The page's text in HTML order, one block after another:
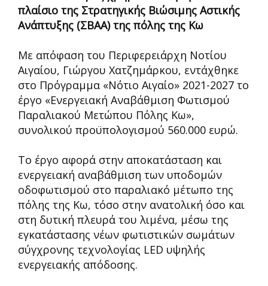
πλαίσιο της Στρατηγικής Βιώσιμης Αστικής
Ανάπτυξης (ΣΒΑΑ) της πόλης της Κω
Με απόφαση του Περιφερειάρχη Νοτίου
Αιγαίου, Γιώργου Χατζημάρκου, εντάχθηκε
στο Πρόγραμμα «Νότιο Αιγαίο» 2021-2027 το
έργο «Ενεργειακή Αναβάθμιση Φωτισμού
Παραλιακού Μετώπου Πόλης Κω»,
συνολικού προϋπολογισμού 560.000 ευρώ.
Το έργο αφορά στην αποκατάσταση και
ενεργειακή αναβάθμιση των υποδομών
οδοφωτισμού στο παραλιακό μέτωπο της
πόλης της Κω, τόσο στην ανατολική όσο και
στη δυτική πλευρά του λιμένα, μέσω της
εγκατάστασης νέων φωτιστικών σωμάτων
σύγχρονης τεχνολογίας LED υψηλής
ενεργειακής απόδοσης.